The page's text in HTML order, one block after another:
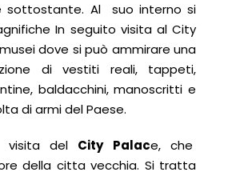
sottostante. Al suo interno si
In seguito visita al City
dove si può ammirare una
di vestiti reali, tappeti,
baldacchini, manoscritti e
di armi del Paese.
visita del City Palace, che
della citta vecchia. Si tratta